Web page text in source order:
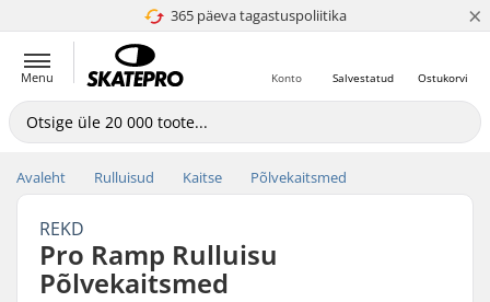
365 päeva tagastuspoliitika
4.8 paljaks 5 ×
Menu Ostukorvi
Salvestatud
Konto
Avaleht Rulluisud Kaitse Põlvekaitsmed
REKD
Pro Ramp Rulluisu
Põlvekaitsmed